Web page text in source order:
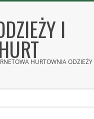
I
HURTOWNIA ODZIEŻY